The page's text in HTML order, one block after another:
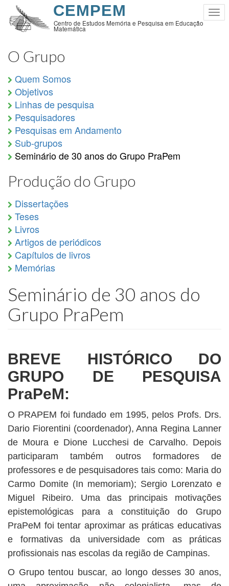
Pular
para
principal
CEMPEM
Centro de Estudos Memória e Pesquisa em Educação
Matemática
O Grupo
Quem Somos
Objetivos
Linhas de pesquisa
Pesquisadores
Pesquisas em Andamento
Sub-grupos
Seminário de 30 anos do Grupo PraPem
Produção do Grupo
Dissertações
Teses
Livros
Artigos de periódicos
Capítulos de livros
Memórias
Seminário de 30 anos do
Grupo PraPem
BREVE HISTÓRICO DO
GRUPO DE PESQUISA
PraPeM:
O PRAPEM foi fundado em 1995, pelos Profs. Drs.
Dario Fiorentini (coordenador), Anna Regina Lanner
de Moura e Dione Lucchesi de Carvalho. Depois
participaram também outros formadores de
professores e de pesquisadores tais como: Maria do
Carmo Domite (In memoriam); Sergio Lorenzato e
Miguel Ribeiro. Uma das principais motivações
epistemológicas para a constituição do Grupo
PraPeM foi tentar aproximar as práticas educativas
e formativas da universidade com as práticas
profissionais nas escolas da região de Campinas.
O Grupo tentou buscar, ao longo desses 30 anos,